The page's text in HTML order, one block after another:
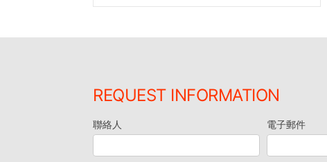
REQUEST INFORMATION
索
聯絡人 電子郵件